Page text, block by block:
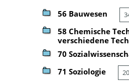
56 Bauwesen
58 Chemische
verschiedene
70
71 Soziologie